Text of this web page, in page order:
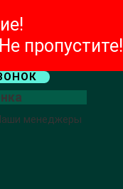
пропустите!
менеджеры